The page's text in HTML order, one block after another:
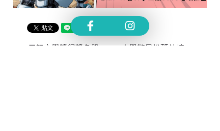
元智文學獎得獎名單
大學繁星推薦放榜